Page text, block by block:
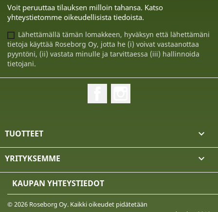
Voit peruuttaa tilauksen milloin tahansa. Katso
yhteystietomme oikeudellisista tiedoista.
Lähettämällä tämän lomakkeen, hyväksyn että lähettämäni
tietoja käyttää Roseborg Oy, jotta he (i) voivat vastaanottaa
pyyntöni, (ii) vastata minulle ja tarvittaessa (iii) hallinnoida
tietojani.
TUOTTEET 
YRITYKSEMME 
KAUPAN YHTEYSTIEDOT
© 2026 Roseborg Oy. Kaikki oikeudet pidätetään